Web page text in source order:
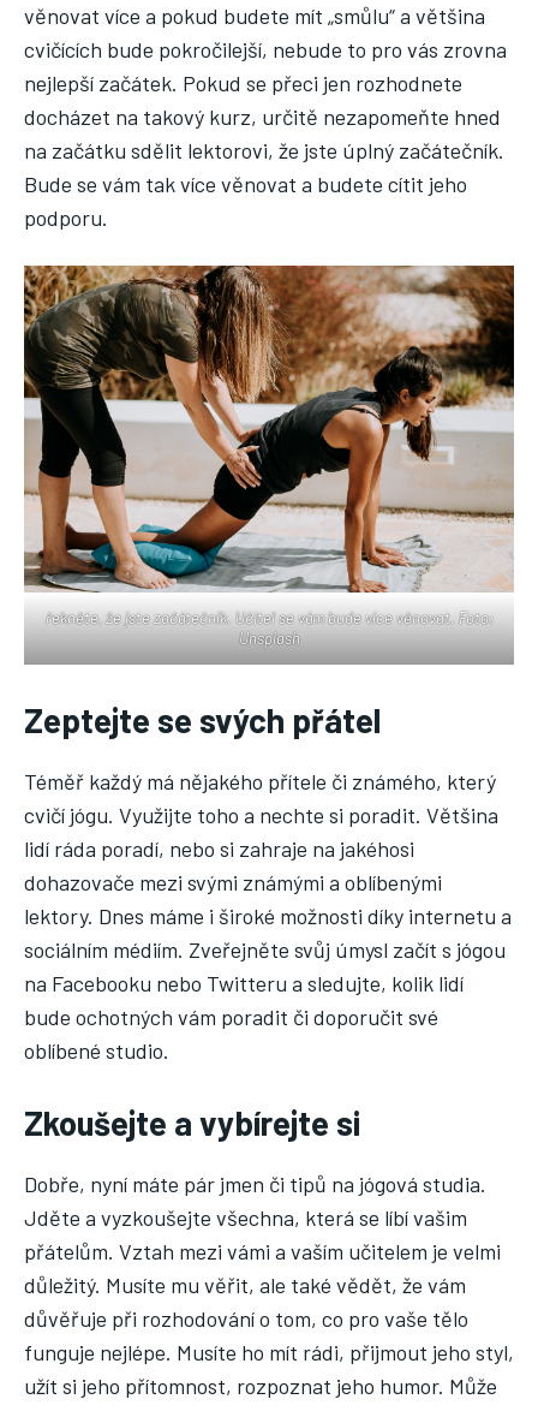
věnovat více a pokud budete mít „smůlu“ a většina
cvičících bude pokročilejší, nebude to pro vás zrovna
nejlepší začátek. Pokud se přeci jen rozhodnete
docházet na takový kurz, určitě nezapomeňte hned
na začátku sdělit lektorovi, že jste úplný začátečník.
Bude se vám tak více věnovat a budete cítit jeho
podporu.
řekněte, že jste začátečník. Učitel se vám bude více věnovat. Foto:
Unsplash
Zeptejte se svých přátel
Téměř každý má nějakého přítele či známého, který
cvičí jógu. Využijte toho a nechte si poradit. Většina
lidí ráda poradí, nebo si zahraje na jakéhosi
dohazovače mezi svými známými a oblíbenými
lektory. Dnes máme i široké možnosti díky internetu a
sociálním médiím. Zveřejněte svůj úmysl začít s jógou
na Facebooku nebo Twitteru a sledujte, kolik lidí
bude ochotných vám poradit či doporučit své
oblíbené studio.
Zkoušejte a vybírejte si
Dobře, nyní máte pár jmen či tipů na jógová studia.
Jděte a vyzkoušejte všechna, která se líbí vašim
přátelům. Vztah mezi vámi a vaším učitelem je velmi
důležitý. Musíte mu věřit, ale také vědět, že vám
důvěřuje při rozhodování o tom, co pro vaše tělo
funguje nejlépe. Musíte ho mít rádi, přijmout jeho styl,
užít si jeho přítomnost, rozpoznat jeho humor. Může